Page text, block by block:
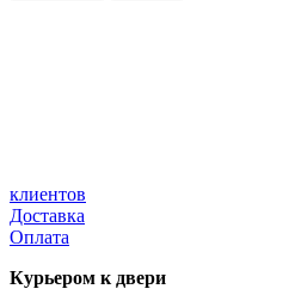
клиентов
Доставка
Оплата
Курьером к двери